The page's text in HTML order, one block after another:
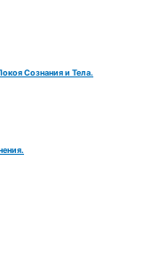
Сознания и Тела.